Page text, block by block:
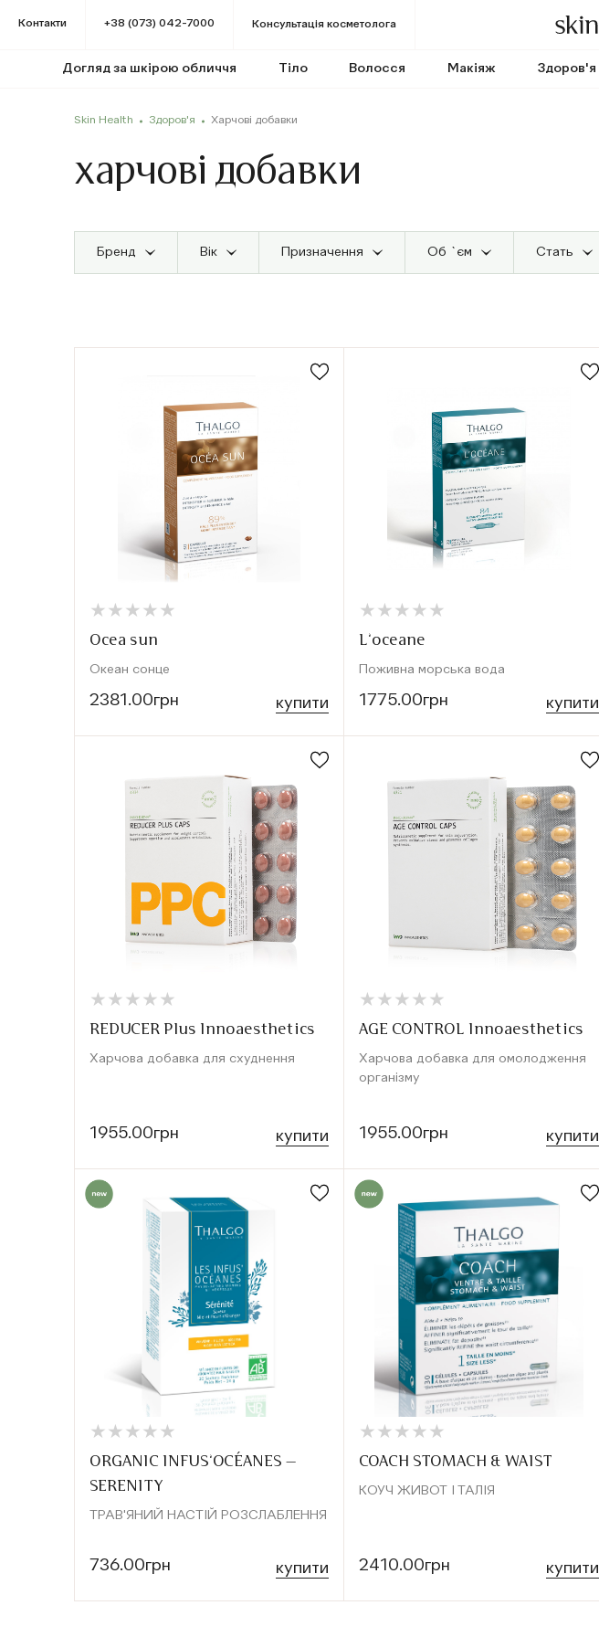
Контакти +38 (073) 042-7000 Консультація косметолога
Догляд за шкірою обличчя Тіло Волосся Макіяж Здоров'я
Skin Health Здоров'я Харчові добавки
харчові добавки
Бренд Вік Призначення Об `єм Стать
★
★ ★
★ ★
★ ★
★ ★
★
Ocea sun
Океан сонце
2381.00грн купити
★
★ ★
★ ★
★ ★
★ ★
★
L’oceane
Поживна морська вода
1775.00грн купити
★
★ ★
★ ★
★ ★
★ ★
★
REDUCER Plus Innoaesthetics
Харчова добавка для схуднення
1955.00грн купити
★
★ ★
★ ★
★ ★
★ ★
★
AGE CONTROL Innoaesthetics
Харчова добавка для омолодження
організму
1955.00грн купити
★
★ ★
★ ★
★ ★
★ ★
★
ORGANIC INFUS’OCÉANES —
SERENITY
ТРАВ'ЯНИЙ НАСТІЙ РОЗСЛАБЛЕННЯ
736.00грн купити
★
★ ★
★ ★
★ ★
★ ★
★
COACH STOMACH & WAIST
КОУЧ ЖИВОТ І ТАЛІЯ
2410.00грн купити